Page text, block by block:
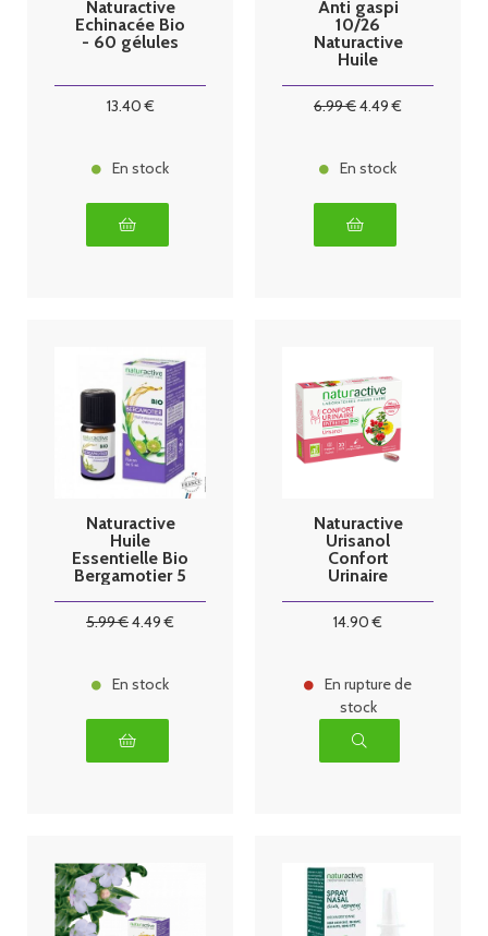
Naturactive
Echinacée Bio
- 60 gélules
13.40€
En stock
Anti gaspi
10/26
Naturactive
Huile
Bio 10ml
6.99€4.49 €
En stock
Naturactive
Huile
Essentielle Bio
Bergamotier 5
5.99€4.49 €
En stock
Naturactive
Urisanol
Confort
Urinaire
14.90 €
En rupture de
stock